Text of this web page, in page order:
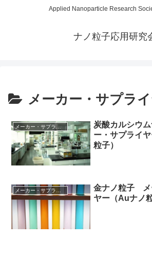
Applied Nanoparticle Research
ナノ粒子応用研究
メーカー・サプラ
炭酸カルシウ
ー・サプライ
粒子）
金ナノ粒子 メ
ヤー（Auナノ